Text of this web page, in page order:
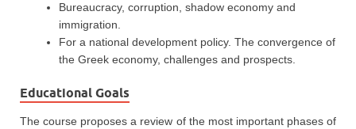
Bureaucracy, corruption, shadow economy and
immigration.
For a national development policy. The convergence of
the Greek economy, challenges and prospects.
Educational Goals
The course proposes a review of the most important phases of